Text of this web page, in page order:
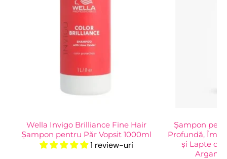
Wella Invigo Brilliance Fine Hair
Șampon pentru Păr Vopsit 1000ml
1 review-uri
Șampon
Profundă,
și Lapte de